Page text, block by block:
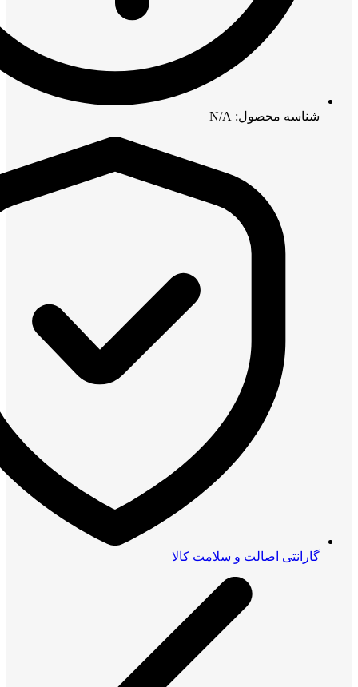
شناسه محصول: N/A
گارانتی اصالت و سلامت کالا